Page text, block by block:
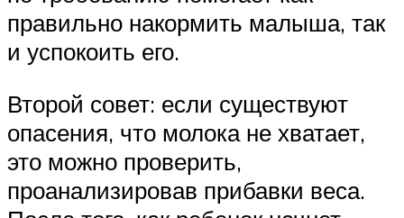
правильно накормить малыша, так
и успокоить его.
Второй совет: если существуют
опасения, что молока не хватает,
это можно проверить,
проанализировав прибавки веса.